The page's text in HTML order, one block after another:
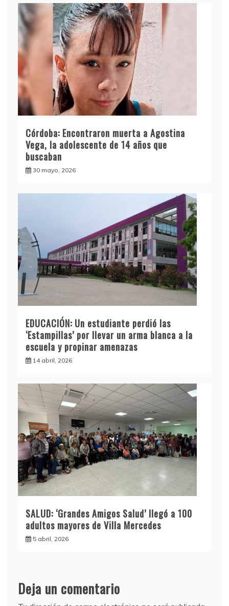
Córdoba: Encontraron muerta a Agostina
Vega, la adolescente de 14 años que
buscaban
30 mayo, 2026
EDUCACIÓN: Un estudiante perdió las
‘Estampillas’ por llevar un arma blanca a la
escuela y propinar amenazas
14 abril, 2026
SALUD: ‘Grandes Amigos Salud’ llegó a 100
adultos mayores de Villa Mercedes
5 abril, 2026
Deja un comentario